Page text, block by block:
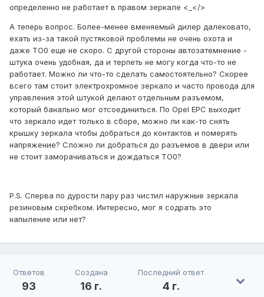
определенно не работает в правом зеркале <_</>
А теперь вопрос. Более-менее вменяемый дилер далековато,
ехать из-за такой пустяковой проблемы не очень охота и
даже ТО0 еще не скоро. С другой стороны автозатемнение -
штука очень удобная, да и терпеть не могу когда что-то не
работает. Можно ли что-то сделать самостоятельно? Скорее
всего там стоит электрохромное зеркало и часто провода для
управления этой штукой делают отдельным разъемом,
который банально мог отсоединиться. По Opel EPC выходит
что зеркало идет только в сборе, можно ли как-то снять
крышку зеркала чтобы добраться до контактов и померять
напряжение? Сложно ли добраться до разъемов в двери или
не стоит заморачиваться и дождаться ТО0?
P.S. Сперва по дурости пару раз чистил наружные зеркала
резиновым скребком. Интересно, мог я содрать это
напыление или нет?
Ответов
93
Создана
16 г.
Последний ответ
4 г.